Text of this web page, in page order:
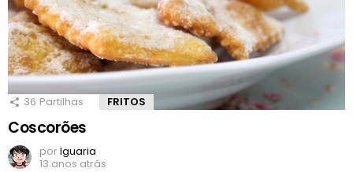
36 Partilhas FRITOS
Coscorões
porIguaria
13 anos atrás